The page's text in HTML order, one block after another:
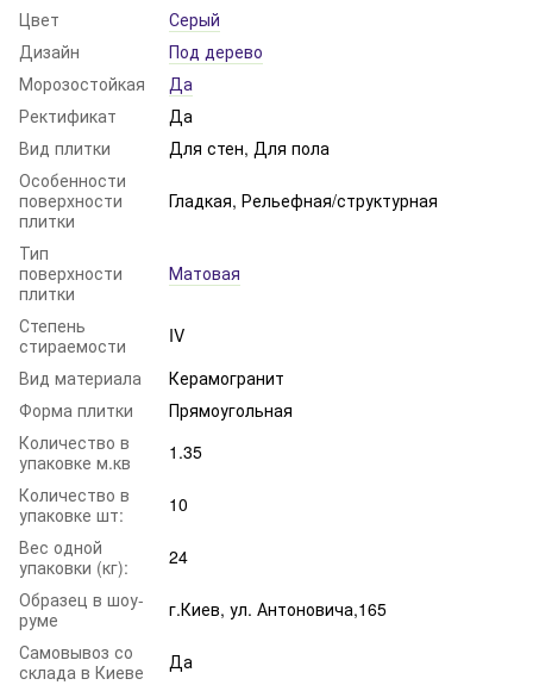
Цвет
Серый
Дизайн
Под дерево
Морозостойкая
Да
Ректификат
Да
Вид плитки
Для стен, Для пола
Особенности
поверхности
плитки
Гладкая, Рельефная/структурная
Тип
поверхности
плитки
Матовая
Степень
стираемости
IV
Вид материала
Керамогранит
Форма плитки
Прямоугольная
Количество в
упаковке м.кв
1.35
Количество в
упаковке шт:
10
Вес одной
упаковки (кг):
24
Образец в шоу-
руме
г.Киев, ул. Антоновича,165
Самовывоз со
склада в Киеве
Да